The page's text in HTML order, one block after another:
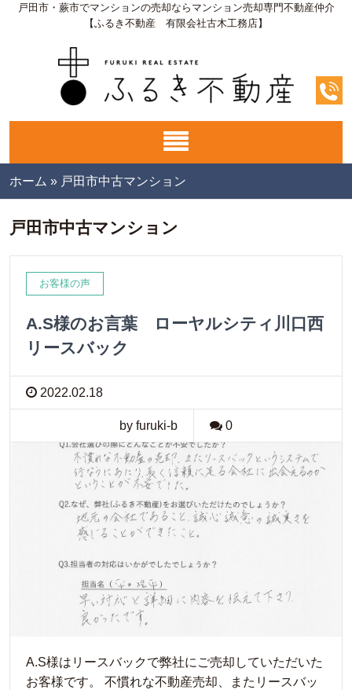
戸田市・蕨市でマンションの売却ならマンション売却専門不動産仲介
【ふるき不動産 有限会社古木工務店】
ホーム » 戸田市中古マンション
戸田市中古マンション
お客様の声
A.S様のお言葉 ローヤルシティ川口西
リースバック
2022.02.18
by furuki-b 0
A.S様はリースバックで弊社にご売却していただいた
お客様です。 不慣れな不動産売却、またリースバッ